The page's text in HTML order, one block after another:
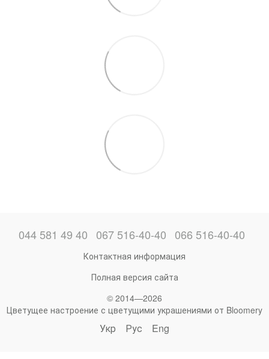
044 581 49 40 067 516-40-40 066 516-40-40
Контактная информация
Полная версия сайта
© 2014—2026
Цветущее настроение с цветущими украшениями от Bloomery
Укр Рус Eng